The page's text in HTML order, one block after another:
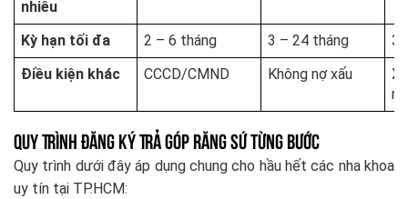
nhiêu
Kỳ hạn tối đa 2 – 6 tháng 3 – 24 tháng
3
Điều kiện khác
CCCD/CMND Không nợ xấu
Quy Trình Đăng Ký Trả Góp Răng Sứ Từng Bước
Quy trình dưới đây áp dụng chung cho hầu hết các nha khoa
uy tín tại TP.HCM: